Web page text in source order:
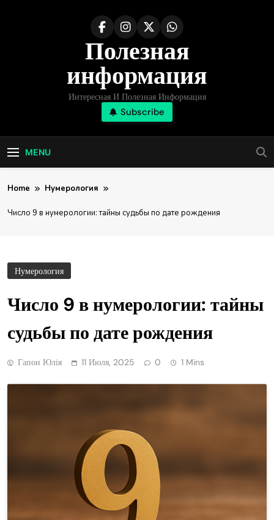
Полезная
информация
Интересная И Полезная Информация
Subscribe
MENU
Home Нумерология
Число 9 в нумерологии: тайны судьбы по дате рождения
Нумерология
Число 9 в нумерологии: тайны
судьбы по дате рождения
Гапон Юлія 11 Июля, 2025 0 1 Mins